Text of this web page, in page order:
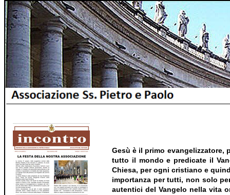
Gesù è il primo evangelizzatore,
tutto il mondo e predicate il
Chiesa, per ogni cristiano e
importanza per tutti, non solo
autentici del Vangelo nella vita